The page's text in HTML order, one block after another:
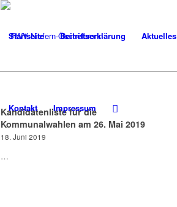
Startseite Beitrittserklärung Aktuelles
Kontakt Impressum
Kandidatenliste für die
Kommunalwahlen am 26. Mai 2019
18. Juni 2019
…